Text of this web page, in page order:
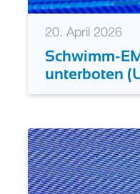
20. April 2026
Schwimm-
unterboten